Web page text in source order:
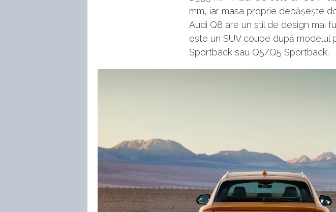
mm, iar masa proprie depășește
Audi Q8 are un stil de design mai
este un SUV coupe după modelul
Sportback sau Q5/Q5 Sportback.